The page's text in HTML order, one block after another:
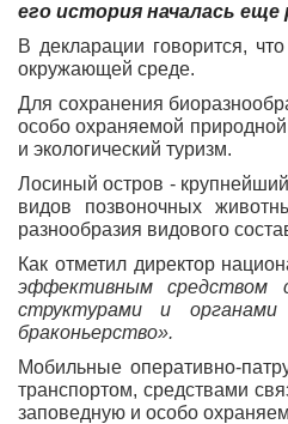
его история началась
В декларации говорится,
окружающей среде.
Для сохранения
особо охраняемой
и экологический туризм.
Лосиный остров -
видов позвоночных
разнообразия видового
Как отметил директор
эффективным средством
структурами и органами
браконьерство».
Мобильные оперативно-
транспортом, средствами
заповедную и особо